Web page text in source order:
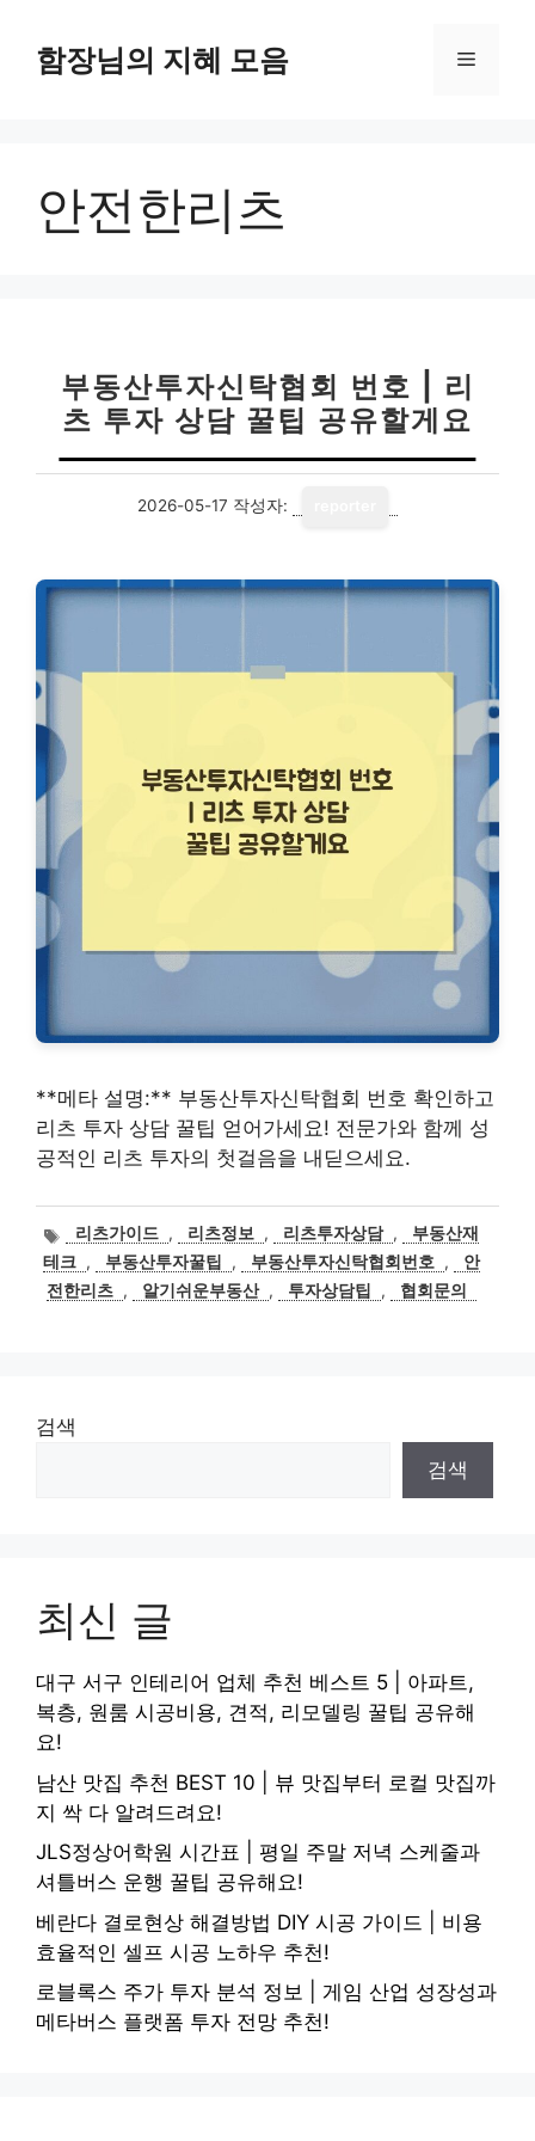
함장님의 지혜 모음 메
안전한리츠
부동산투자신탁협회 번호 | 리
츠 투자 상담 꿀팁 공유할게요
2026-05-17 작성자:
**메타 설명:** 부동산투자신탁협회 번호 확인하고
리츠 투자 상담 꿀팁 얻어가세요! 전문가와 함께 성
공적인 리츠 투자의 첫걸음을 내딛으세요.
태
그
리츠가이드 , 리츠정보 , 리츠투자상담 ,
부동산재
테크 , 부동산투자꿀팁 , 부동산투자신탁협회번호 ,
안
전한리츠 , 알기쉬운부동산 , 투자상담팁 , 협회문의
검색
검색
최신 글
대구 서구 인테리어 업체 추천 베스트 5 | 아파트,
복층, 원룸 시공비용, 견적, 리모델링 꿀팁 공유해
요!
남산 맛집 추천 BEST 10 | 뷰 맛집부터 로컬 맛집까
지 싹 다 알려드려요!
JLS정상어학원 시간표 | 평일 주말 저녁 스케줄과
셔틀버스 운행 꿀팁 공유해요!
베란다 결로현상 해결방법 DIY 시공 가이드 | 비용
효율적인 셀프 시공 노하우 추천!
로블록스 주가 투자 분석 정보 | 게임 산업 성장성과
메타버스 플랫폼 투자 전망 추천!